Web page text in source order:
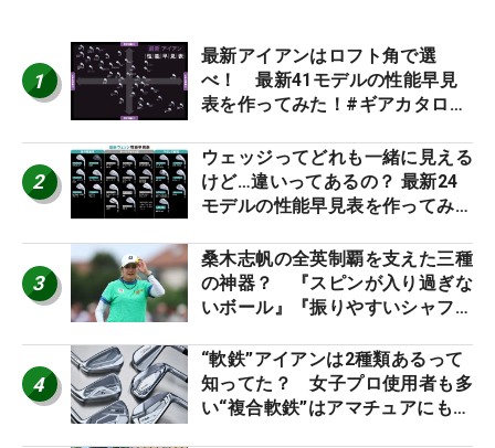
1
最新アイアンはロフト角で選
べ！ 最新41モデルの性能早見
表を作ってみた！#ギアカタログ
2
ウェッジってどれも一緒に見える
けど…違いってあるの？ 最新24
モデルの性能早見表を作ってみ
3
桑木志帆の全英制覇を支えた三種
の神器？ 『スピンが入り過ぎな
いボール』『振りやすいシャフ
ー』 #女子プロセッティング
4
“軟鉄”アイアンは2種類あるって
知ってた？ 女子プロ使用者も多
い“複合軟鉄”はアマチュアにもオ